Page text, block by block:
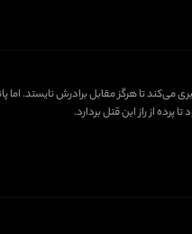
می‌کند تا هرگز مقابل برادرش نایستد.
از راز این قتل بردارد.